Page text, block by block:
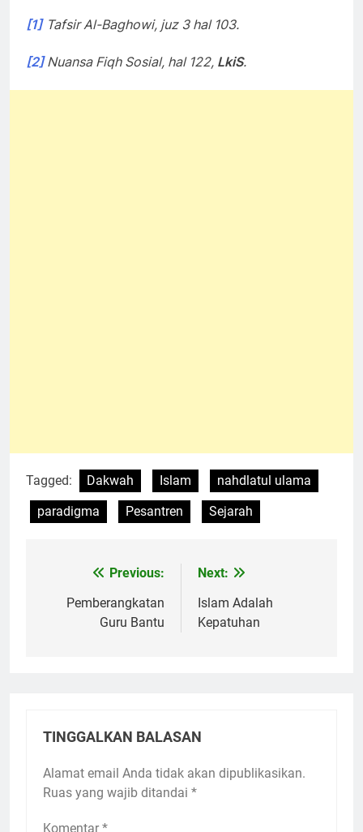
[1] Tafsir Al-Baghowi, juz 3 hal 103.
[2]Nuansa Fiqh Sosial, hal 122, LkiS.
Tagged: Dakwah Islam
nahdlatul ulama
paradigma
Pesantren Sejarah
Navigasi
pos
Previous:
Pemberangkatan
Guru Bantu
Next:
Islam Adalah
Kepatuhan
TINGGALKAN BALASAN
Alamat email Anda tidak akan dipublikasikan.
Ruas yang wajib ditandai *
Komentar *